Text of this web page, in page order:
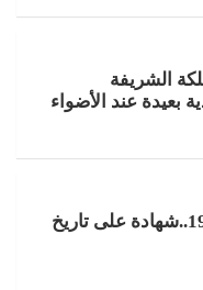
الشريفة
بعيدة عند الأضواء
انتفاضة الكوميرا 1981..شهادة على تاريخ